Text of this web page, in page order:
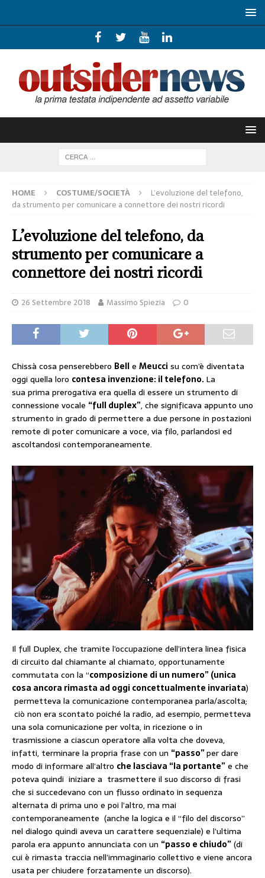
HOME COSTUME/SOCIETÀ
L’evoluzione del telefono,
da strumento per comunicare a connettore dei nostri ricordi
L’evoluzione del telefono, da
strumento per comunicare a
connettore dei nostri ricordi
26 Settembre 2018 Massimo Spiezia 0
Chissà cosa penserebbero Belle Meuccisu com’è diventata
oggi quella loro contesa invenzione: il telefono.La
sua prima prerogativa era quella di essere un strumento di
connessione vocale “full duplex”, che significava appunto uno
strumento in grado di permettere a due persone in postazioni
remote di poter comunicare a voce, via filo, parlandosi ed
ascoltandosi contemporaneamente.
Il full Duplex, che tramite l’occupazione dell’intera linea fisica
di circuito dal chiamante al chiamato, opportunamente
commutata con la “composizione di un numero” (unica
cosa ancora rimasta ad oggi concettualmente invariata)
permetteva la comunicazione contemporanea parla/ascolta;
ciò non era scontato poiché la radio, ad esempio, permetteva
una sola comunicazione per volta, in ricezione o in
trasmissione a ciascun operatore alla volta che doveva,
infatti, terminare la propria frase con un “passo”per dare
modo di informare all’altro che lasciava “la portante”e che
poteva quindi iniziare a trasmettere il suo discorso di frasi
che si succedevano con un flusso ordinato in sequenza
alternata di prima uno e poi l’altro, ma mai
contemporaneamente (anche la logica e il “filo del discorso”
nel dialogo quindi aveva un carattere sequenziale) e l’ultima
parola era appunto annunciata con un “passo e chiudo”(di
cui è rimasta traccia nell’immaginario collettivo e viene ancora
usata per chiudere forzatamente un discorso).